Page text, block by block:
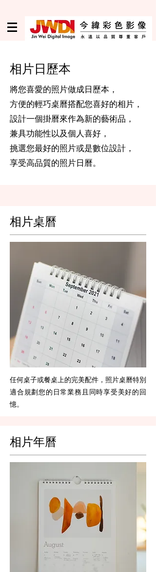
相片日歷本
將您喜愛的照片做成日歷本，
方便的輕巧桌曆搭配您喜好的相片，
設計一個掛曆來作為新的藝術品，
兼具功能性以及個人喜好，
挑選您最好的照片或是數位設計，
享受高品質的照片日曆。
​相片桌曆
任何桌子或餐桌上的完美配件，照片桌曆特別
適合規劃您的日常業務且同時享受美好的回
憶。
相片年曆